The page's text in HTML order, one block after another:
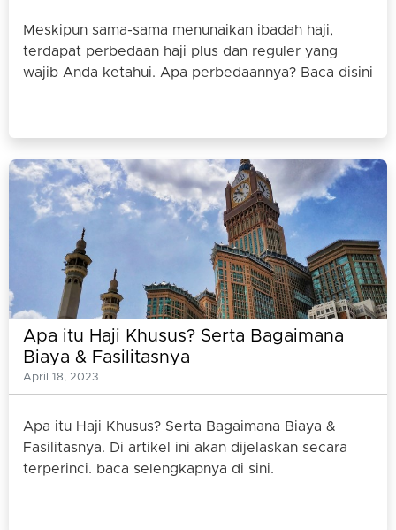
Meskipun sama-sama menunaikan ibadah haji,
terdapat perbedaan haji plus dan reguler yang
wajib Anda ketahui. Apa perbedaannya? Baca disini
Apa itu Haji Khusus? Serta Bagaimana
Biaya & Fasilitasnya
April 18, 2023
Apa itu Haji Khusus? Serta Bagaimana Biaya &
Fasilitasnya. Di artikel ini akan dijelaskan secara
terperinci. baca selengkapnya di sini.